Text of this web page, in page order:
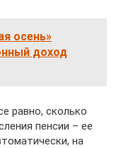
осень»
доход
равно, сколько
пенсии – ее
на